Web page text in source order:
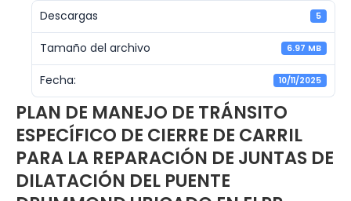
Descargas 5
Tamaño del archivo 6.97 MB
Fecha: 10/11/2025
PLAN DE MANEJO DE TRÁNSITO
ESPECÍFICO DE CIERRE DE CARRIL
PARA LA REPARACIÓN DE JUNTAS DE
DILATACIÓN DEL PUENTE